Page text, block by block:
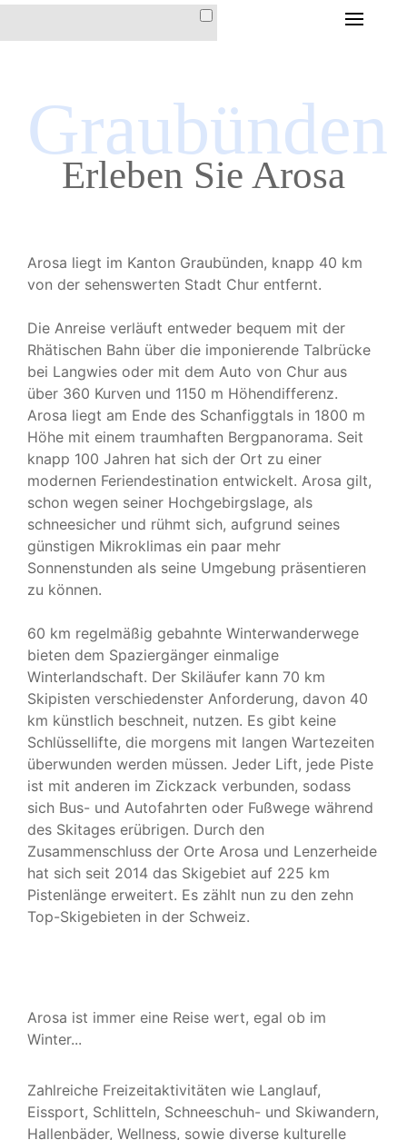
DIE FERIENWOHNUNG
DIE FERIENWOHNUNG
IM HAUS CHRISTINA
AUSSTATTUNG &
PREISE &
DER ORT AROSA
IMPRESSIONEN
KONTAKT & BUCHUNG
Graubünden
Erleben Sie Arosa
Arosa liegt im Kanton Graubünden, knapp 40 km
von der sehenswerten Stadt Chur entfernt.
Die Anreise verläuft entweder bequem mit der
Rhätischen Bahn über die imponierende Talbrücke
bei Langwies oder mit dem Auto von Chur aus
über 360 Kurven und 1150 m Höhendifferenz.
Arosa liegt am Ende des Schanfiggtals in 1800 m
Höhe mit einem traumhaften Bergpanorama. Seit
knapp 100 Jahren hat sich der Ort zu einer
modernen Feriendestination entwickelt. Arosa gilt,
schon wegen seiner Hochgebirgslage, als
schneesicher und rühmt sich, aufgrund seines
günstigen Mikroklimas ein paar mehr
Sonnenstunden als seine Umgebung präsentieren
zu können.
60 km regelmäßig gebahnte Winterwanderwege
bieten dem Spaziergänger einmalige
Winterlandschaft. Der Skiläufer kann 70 km
Skipisten verschiedenster Anforderung, davon 40
km künstlich beschneit, nutzen. Es gibt keine
Schlüssellifte, die morgens mit langen Wartezeiten
überwunden werden müssen. Jeder Lift, jede Piste
ist mit anderen im Zickzack verbunden, sodass
sich Bus- und Autofahrten oder Fußwege während
des Skitages erübrigen. Durch den
Zusammenschluss der Orte Arosa und Lenzerheide
hat sich seit 2014 das Skigebiet auf 225 km
Pistenlänge erweitert. Es zählt nun zu den zehn
Top-Skigebieten in der Schweiz.
Arosa ist immer eine Reise wert, egal ob im
Winter...
Zahlreiche Freizeitaktivitäten wie Langlauf,
Eissport, Schlitteln, Schneeschuh- und Skiwandern,
Hallenbäder, Wellness, sowie diverse kulturelle